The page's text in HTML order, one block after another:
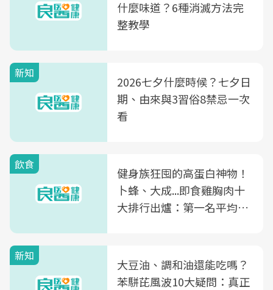
什麼味道？6種消滅方法完
整教學
新知
2026七夕什麼時候？七夕日
期、由來與3習俗8禁忌一次
看
飲食
健身族狂囤的高蛋白神物！
卜蜂、大成...即食雞胸肉十
大排行出爐：第一名平均一
新知
大豆油、調和油還能吃嗎？
苯駢芘風波10大疑問：真正